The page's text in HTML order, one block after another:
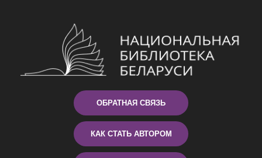
ОБРАТНАЯ СВЯЗЬ
КАК СТАТЬ АВТОРОМ